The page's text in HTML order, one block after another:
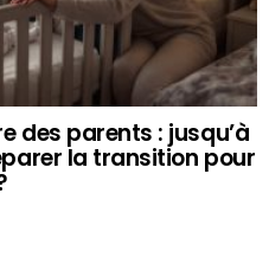
des parents : jusqu’à
la transition pour